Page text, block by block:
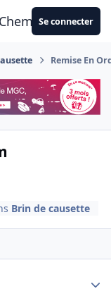
Se connecter
Remise En
Brin de causette